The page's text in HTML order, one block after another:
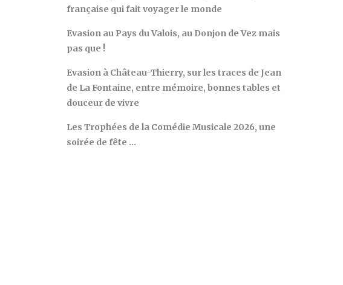
française qui fait voyager le monde
Evasion au Pays du Valois, au Donjon de Vez mais
pas que !
Evasion à Château-Thierry, sur les traces de Jean
de La Fontaine, entre mémoire, bonnes tables et
douceur de vivre
Les Trophées de la Comédie Musicale 2026, une
soirée de fête …